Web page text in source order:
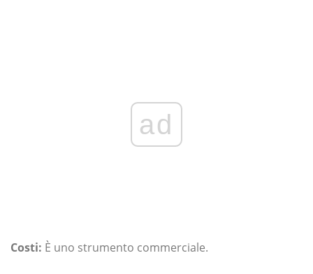
ad
Costi: È uno strumento commerciale.